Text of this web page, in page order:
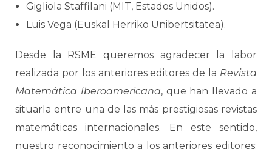
Gigliola Staffilani (MIT, Estados Unidos).
Luis Vega (Euskal Herriko Unibertsitatea).
Desde la RSME queremos agradecer la labor
realizada por los anteriores editores de la Revista
Matemática Iberoamericana, que han llevado a
situarla entre una de las más prestigiosas revistas
matemáticas internacionales. En este sentido,
nuestro reconocimiento a los anteriores editores: